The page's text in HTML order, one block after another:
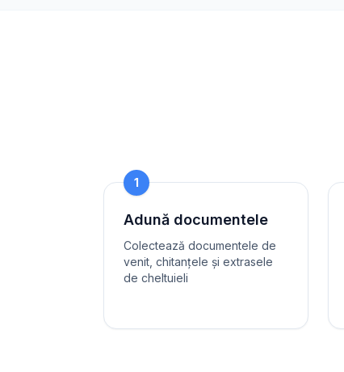
1
Adună documentele
Colectează documentele de
venit, chitanțele și extrasele
de cheltuieli